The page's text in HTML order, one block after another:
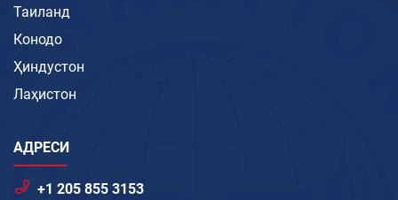
Таиланд
Конодо
Ҳиндустон
Лаҳистон
АДРЕСИ
+1 205 855 3153